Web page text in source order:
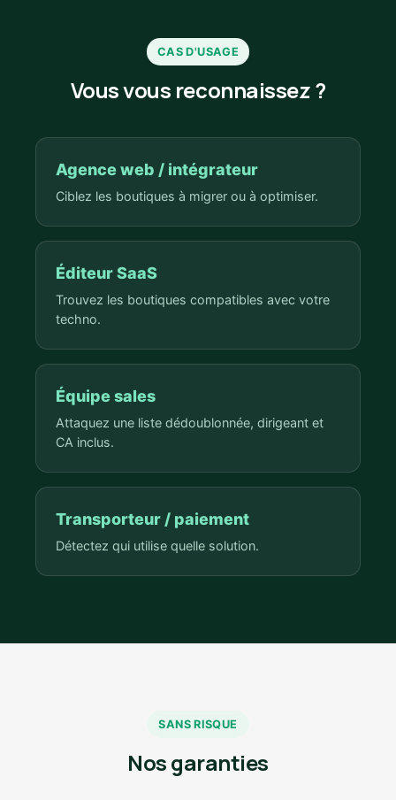
CAS D'USAGE
Vous vous reconnaissez ?
Agence web / intégrateur
Ciblez les boutiques à migrer ou à optimiser.
Éditeur SaaS
Trouvez les boutiques compatibles avec votre
techno.
Équipe sales
Attaquez une liste dédoublonnée, dirigeant et
CA inclus.
Transporteur / paiement
Détectez qui utilise quelle solution.
SANS RISQUE
Nos garanties